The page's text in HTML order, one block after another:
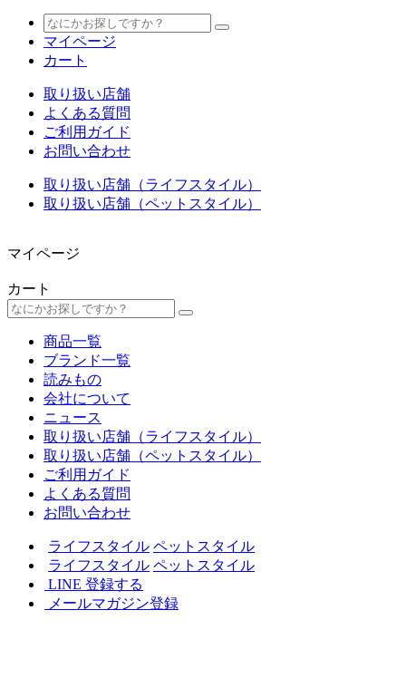
マイページ
カート
取り扱い店舗
よくある質問
ご利用ガイド
お問い合わせ
取り扱い店舗（ライフスタイル）
取り扱い店舗（ペットスタイル）
マイページ
カート
商品一覧
ブランド一覧
読みもの
会社について
ニュース
取り扱い店舗（ライフスタイル）
取り扱い店舗（ペットスタイル）
ご利用ガイド
よくある質問
お問い合わせ
ライフスタイル ペットスタイル
ライフスタイル ペットスタイル
LINE 登録する
メールマガジン登録